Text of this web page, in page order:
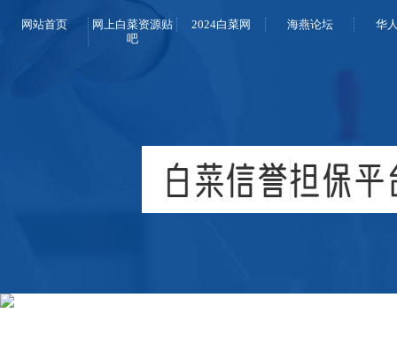
网站首页
网上白菜资源贴
吧
2024白菜网 海燕论坛 华